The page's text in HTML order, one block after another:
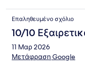
Επαληθευμένο σχόλιο
10/10
11 Μαρ 2026
Μετάφραση Google